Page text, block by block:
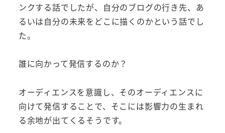
ンクする話でしたが、自分のブログの行き先、あ
るいは自分の未来をどこに描くのかという話でし
た。
誰に向かって発信するのか？
オーディエンスを意識し、そのオーディエンスに
向けて発信することで、そこには影響力の生まれ
る余地が出てくるそうです。